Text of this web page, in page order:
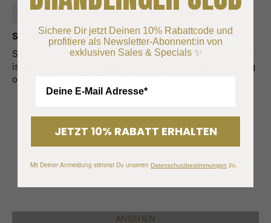
Tamara T.
Super schöne Ohrringe
Sieht noch besser aus als auf den Fotos. Die Vergoldung
ist gleichmäßig und glänzt toll. Trage sie den ganzen Tag
ohne Probleme. Kaufe nur noch hier.
ANSEHEN
Sichere Dir jetzt Deinen 10% Rabattcode und
profitiere als Newsletter-Abonnent:in von
exklusiven Sales & Specials ✨
JETZT 10% RABATT ERHALTEN
Mit Deiner Anmeldung stimmst Du unseren Datenschutzbestimmungen zu.